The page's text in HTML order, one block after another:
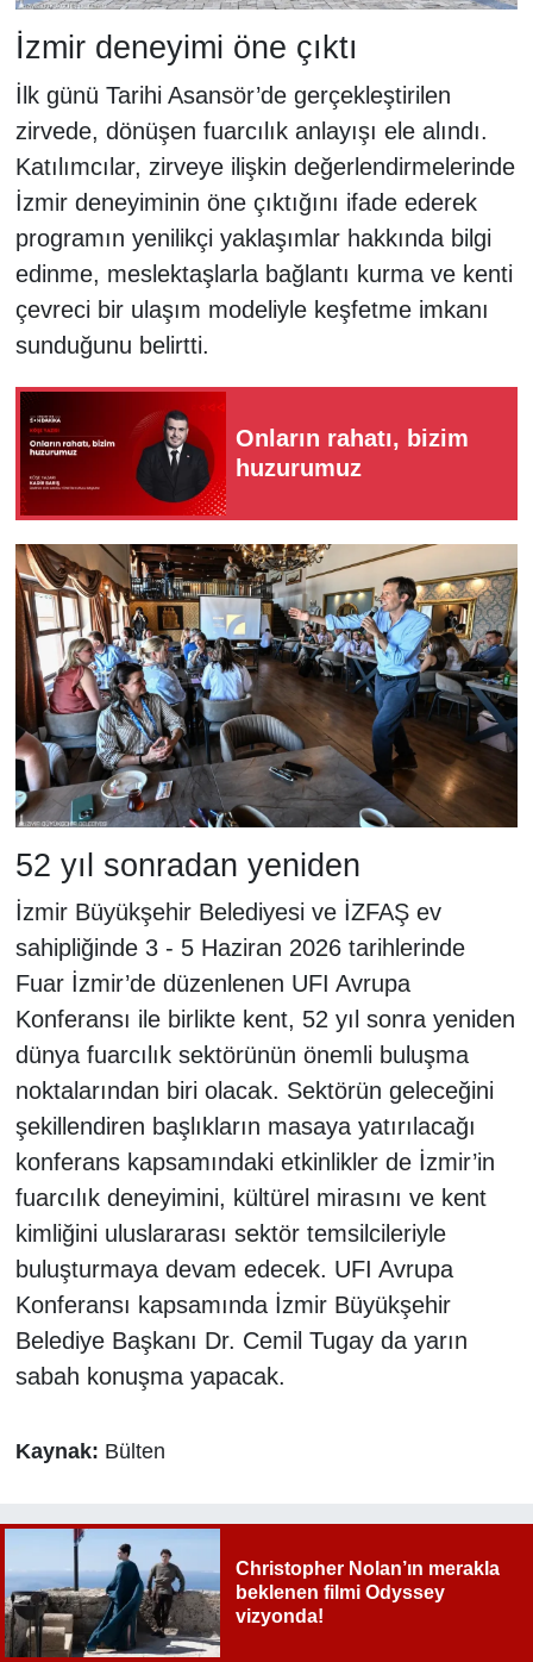
İzmir deneyimi öne çıktı
İlk günü Tarihi Asansör’de gerçekleştirilen
zirvede, dönüşen fuarcılık anlayışı ele alındı.
Katılımcılar, zirveye ilişkin değerlendirmelerinde
İzmir deneyiminin öne çıktığını ifade ederek
programın yenilikçi yaklaşımlar hakkında bilgi
edinme, meslektaşlarla bağlantı kurma ve kenti
çevreci bir ulaşım modeliyle keşfetme imkanı
sunduğunu belirtti.
Onların rahatı, bizim
huzurumuz
52 yıl sonradan yeniden
İzmir Büyükşehir Belediyesi ve İZFAŞ ev
sahipliğinde 3 - 5 Haziran 2026 tarihlerinde
Fuar İzmir’de düzenlenen UFI Avrupa
Konferansı ile birlikte kent, 52 yıl sonra yeniden
dünya fuarcılık sektörünün önemli buluşma
noktalarından biri olacak. Sektörün geleceğini
şekillendiren başlıkların masaya yatırılacağı
konferans kapsamındaki etkinlikler de İzmir’in
fuarcılık deneyimini, kültürel mirasını ve kent
kimliğini uluslararası sektör temsilcileriyle
buluşturmaya devam edecek. UFI Avrupa
Konferansı kapsamında İzmir Büyükşehir
Belediye Başkanı Dr. Cemil Tugay da yarın
sabah konuşma yapacak.
Kaynak: Bülten
Christopher Nolan’ın merakla
beklenen filmi Odyssey
vizyonda!